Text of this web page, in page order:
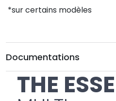
THE
*sur certains modèles
Documentations